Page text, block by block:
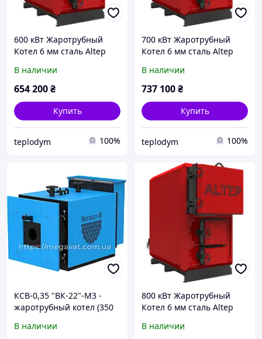
600 кВт Жаротрубный
Котел 6 мм сталь Altep
В наличии
654 200₴
Купить
teplodym 100%
700 кВт Жаротрубный
Котел 6 мм сталь Altep
В наличии
737 100₴
Купить
teplodym 100%
КСВ-0,35 "ВК-22"-М3 -
жаротрубный котел (350
В наличии
800 кВт Жаротрубный
Котел 6 мм сталь Altep
В наличии